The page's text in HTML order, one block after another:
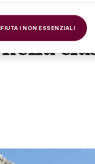
la
I NON ESSENZIALI